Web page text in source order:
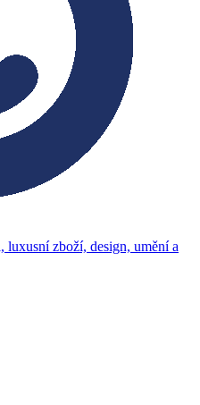
luxusní zboží, design, umění a